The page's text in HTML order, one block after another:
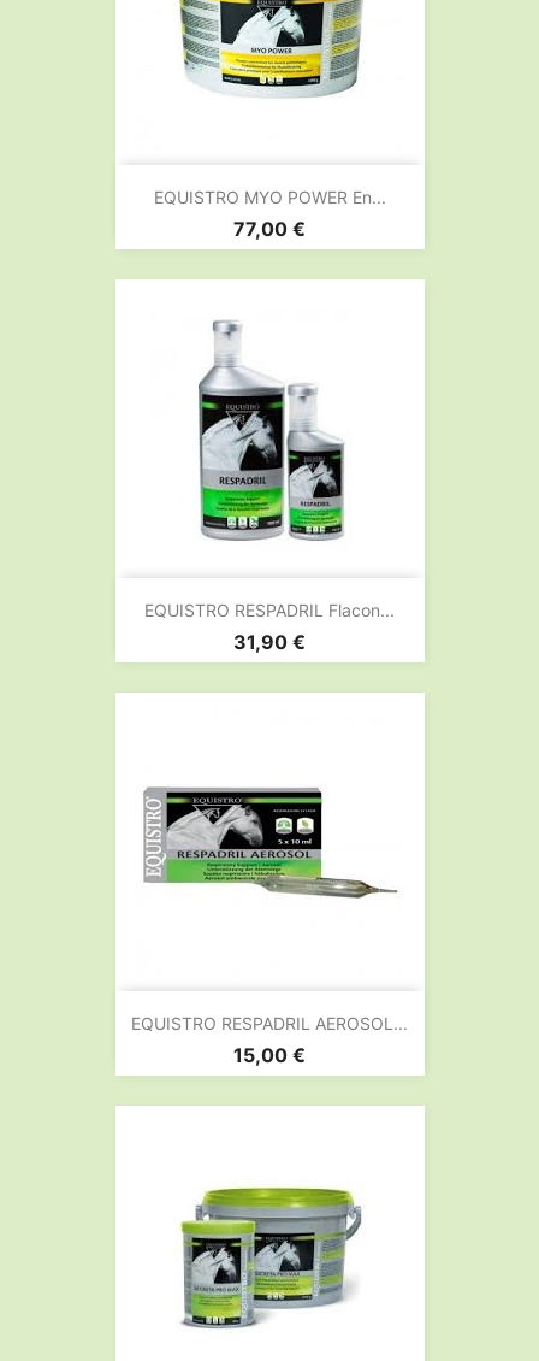
EQUISTRO MYO POWER En...
Prix
77,00 €
EQUISTRO RESPADRIL Flacon...
Prix
31,90 €
EQUISTRO RESPADRIL AEROSOL...
Prix
15,00 €